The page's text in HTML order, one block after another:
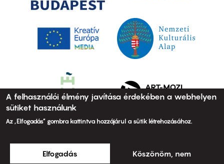
A felhasználói élmény javítása érdekében a webhelyen
sütiket használunk
Az „Elfogadás” gombra kattintva hozzájárul a sütik létrehozásához.
Elfogadás Köszönöm, nem